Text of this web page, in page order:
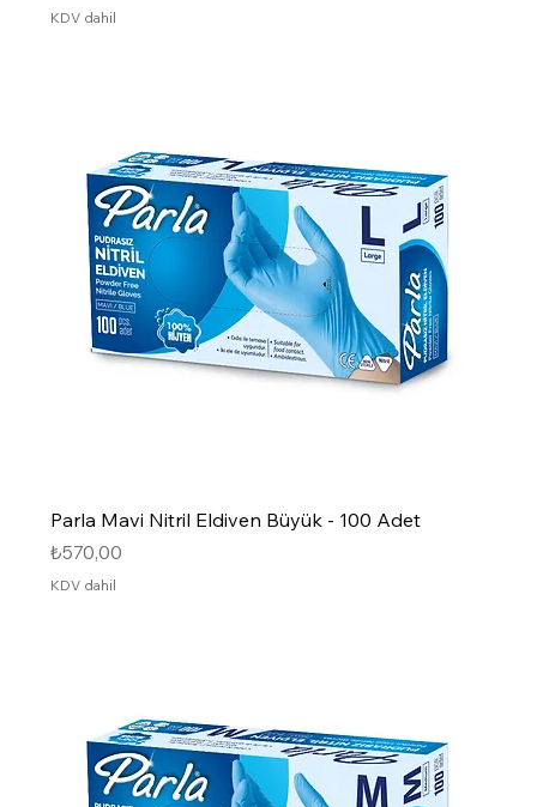
KDV dahil
Parla Mavi Nitril Eldiven Büyük - 100 Adet
Fiyat
₺570,00
KDV dahil